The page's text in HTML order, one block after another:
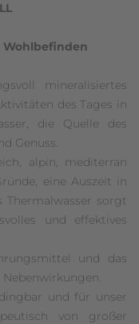
Wohlbefinden
mineralisiertes
des Tages in
die Quelle des
Genuss.
alpin, mediterran
eine Auszeit in
Thermalwasser sorgt
und effektives
und das
und für unser
von großer